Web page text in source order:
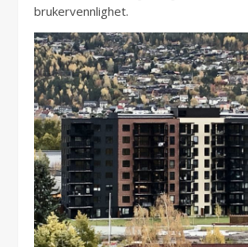
brukervennlighet.